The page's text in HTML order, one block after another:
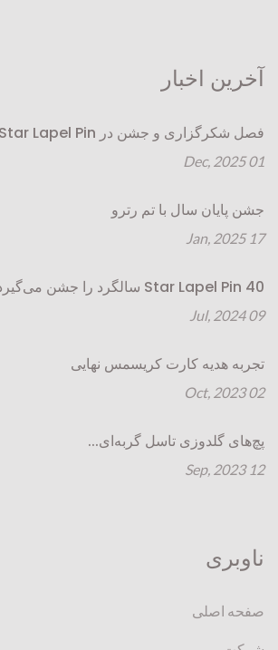
آخرین اخبار
فصل شکرگزاری و جشن در Star Lapel Pin
01 Dec, 2025
جشن پایان سال با تم رترو
17 Jan, 2025
Star Lapel Pin 40 سالگرد را جشن می‌گیرد.
09 Jul, 2024
تجربه هدیه کارت کریسمس نهایی
02 Oct, 2023
پچ‌های گلدوزی تاسل گربه‌ای...
12 Sep, 2023
ناوبری
صفحه اصلی